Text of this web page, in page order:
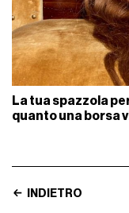
La tua spazzola
quanto una borsa
INDIETRO